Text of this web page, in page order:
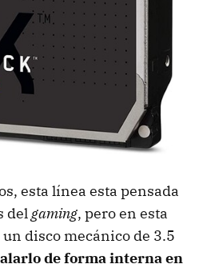
esta línea esta pensada
delgaming, pero en esta
disco mecánico de 3.5
de forma interna en